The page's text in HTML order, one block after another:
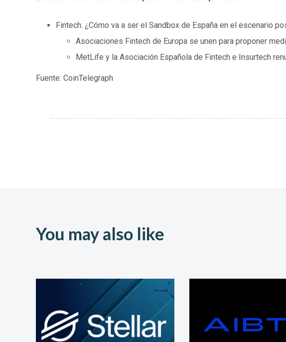
Fintech: ¿Cómo va a ser el Sandbox de España en el escenario
Asociaciones Fintech de Europa se unen para proponer
MetLife y la Asociación Española de Fintech e Insurtech
Fuente: CoinTelegraph
You may also like